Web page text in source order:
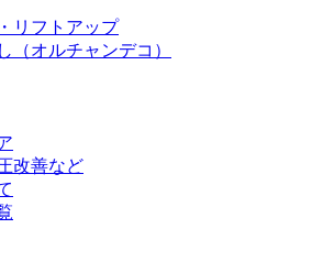
リフトアップ
（オルチャンデコ）
改善など